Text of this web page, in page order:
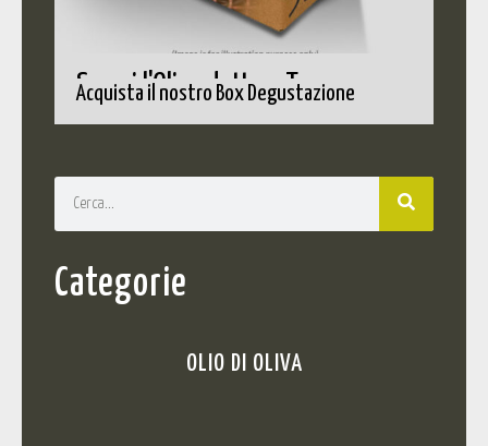
Scopri l'Olio adatto a Te
Acquista il nostro Box Degustazione
Categorie
OLIO DI OLIVA